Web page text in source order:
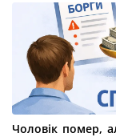
Чоловік помер,